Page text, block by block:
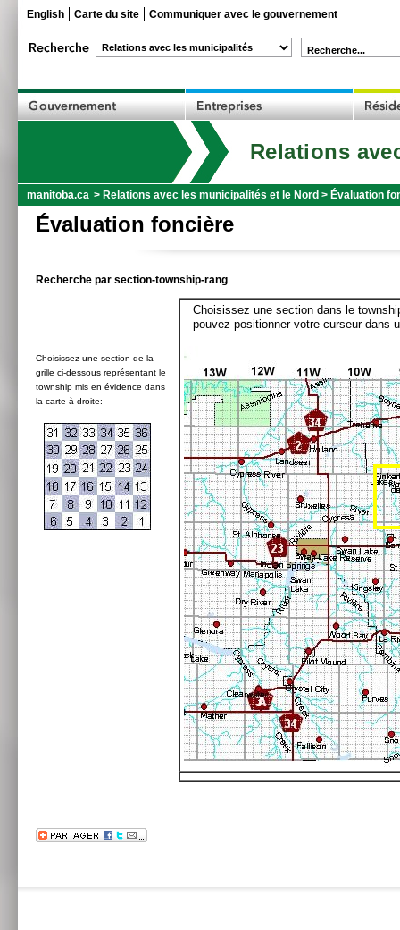
English Carte du site Communiquer avec le gouvernement
Recherche...
Relations
manitoba.ca > Relations avec les municipalités et le Nord > Évaluation
Évaluation foncière
Recherche par section-township-rang
Choisissez une section de la
grille ci-dessous représentant le
township mis en évidence dans
la carte à droite:
Choisissez une section dans le
pouvez positionner votre curseur dans